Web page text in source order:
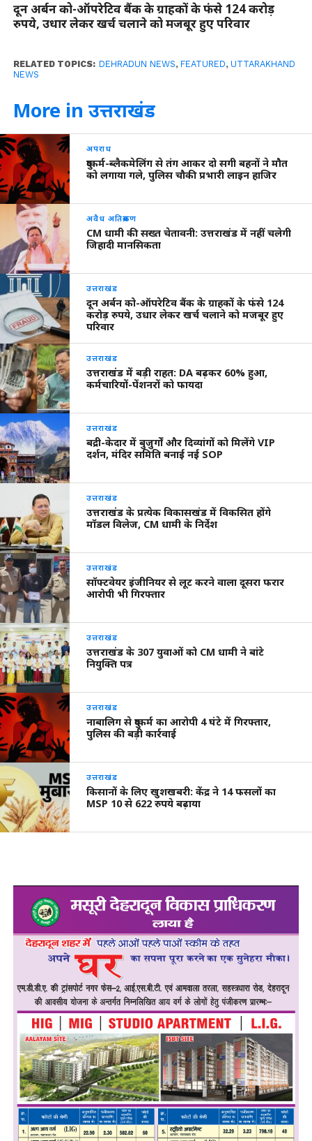
दून अर्बन को-ऑपरेटिव बैंक के ग्राहकों के फंसे 124 करोड़
रुपये, उधार लेकर खर्च चलाने को मजबूर हुए परिवार
RELATED TOPICS: DEHRADUN NEWS, FEATURED, UTTARAKHAND
NEWS
More in उत्तराखंड
अपराध
दुष्कर्म-ब्लैकमेलिंग से तंग आकर दो सगी बहनों ने मौत
को लगाया गले, पुलिस चौकी प्रभारी लाइन हाजिर
अवैध अतिक्रमण
CM धामी की सख्त चेतावनी: उत्तराखंड में नहीं चलेगी
जिहादी मानसिकता
उत्तराखंड
दून अर्बन को-ऑपरेटिव बैंक के ग्राहकों के फंसे 124
करोड़ रुपये, उधार लेकर खर्च चलाने को मजबूर हुए
परिवार
उत्तराखंड
उत्तराखंड में बड़ी राहत: DA बढ़कर 60% हुआ,
कर्मचारियों-पेंशनरों को फायदा
उत्तराखंड
बद्री-केदार में बुजुर्गों और दिव्यांगों को मिलेंगे VIP
दर्शन, मंदिर समिति बनाई नई SOP
उत्तराखंड
उत्तराखंड के प्रत्येक विकासखंड में विकसित होंगे
मॉडल विलेज, CM धामी के निर्देश
उत्तराखंड
सॉफ्टवेयर इंजीनियर से लूट करने वाला दूसरा फरार
आरोपी भी गिरफ्तार
उत्तराखंड
उत्तराखंड के 307 युवाओं को CM धामी ने बांटे
नियुक्ति पत्र
उत्तराखंड
नाबालिग से दुष्कर्म का आरोपी 4 घंटे में गिरफ्तार,
पुलिस की बड़ी कार्रवाई
उत्तराखंड
किसानों के लिए खुशखबरी: केंद्र ने 14 फसलों का
MSP 10 से 622 रुपये बढ़ाया